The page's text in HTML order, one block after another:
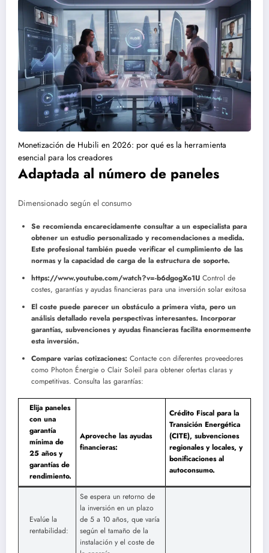
Monetización de Hubili en 2026: por qué es la herramienta
esencial para los creadores
Adaptada al número de paneles
Dimensionado según el consumo
Se recomienda encarecidamente consultar a un especialista para
obtener un estudio personalizado y recomendaciones a medida.
Este profesional también puede verificar el cumplimiento de las
normas y la capacidad de carga de la estructura de soporte.
https://www.youtube.com/watch?v=-b6dgogXo1U Control de
costes, garantías y ayudas financieras para una inversión solar exitosa
El coste puede parecer un obstáculo a primera vista, pero un
análisis detallado revela perspectivas interesantes. Incorporar
garantías, subvenciones y ayudas financieras facilita enormemente
esta inversión.
Compare varias cotizaciones: Contacte con diferentes proveedores
como Photon Énergie o Clair Soleil para obtener ofertas claras y
competitivas. Consulta las garantías:
Elija paneles
con una
garantía
mínima de
25 años y
garantías de
rendimiento.
Aproveche las ayudas
financieras:
Crédito Fiscal para la
Transición Energética
(CITE), subvenciones
regionales y locales, y
bonificaciones al
autoconsumo.
Evalúe la
rentabilidad:
Se espera un retorno de
la inversión en un plazo
de 5 a 10 años, que varía
según el tamaño de la
instalación y el coste de